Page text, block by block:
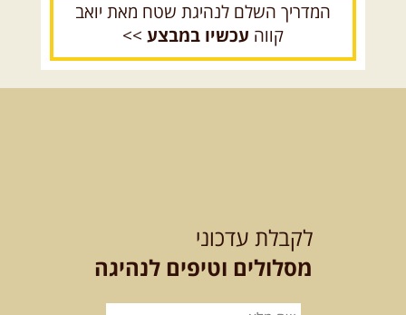
המדריך השלם לנהיגת שטח מאת יואב
קווה עכשיו במבצע >>
לקבלת עדכוני
מסלולים וטיפים לנהיגה